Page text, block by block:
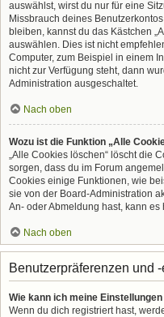
auswählst, wirst du nur für eine
Missbrauch deines
bleiben, kannst du das Kästchen
auswählen. Dies ist nicht
Computer, zum Beispiel in einem
nicht zur Verfügung steht, dann
Administration ausgeschaltet.
Nach oben
Wozu ist die Funktion „Alle
„Alle Cookies löschen“ löscht die
sorgen, dass du im Forum
Cookies einige Funktionen, wie
sie von der Board-Administration
An- oder Abmeldung hast, kann
Nach oben
Benutzerpräferenzen und
Wie kann ich meine
Wenn du dich registriert hast,